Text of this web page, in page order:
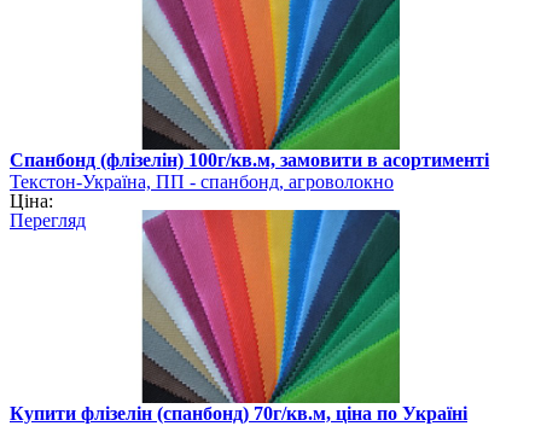
Спанбонд (флізелін) 100г/кв.м, замовити в асортименті
Текстон-Україна, ПП - спанбонд, агроволокно
Ціна:
Перегляд
Купити флізелін (спанбонд) 70г/кв.м, ціна по Україні